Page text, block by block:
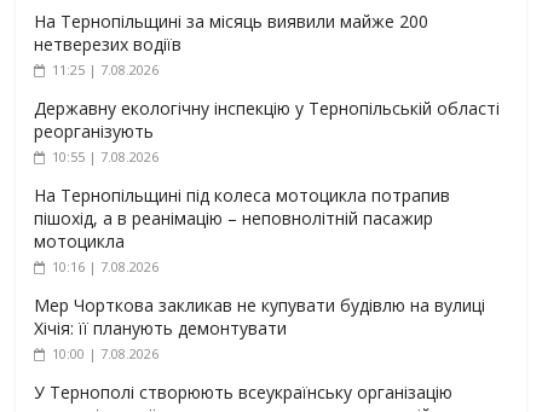
На Тернопільщині за місяць виявили майже 200
нетверезих водіїв
11:25 | 7.08.2026
Державну екологічну інспекцію у Тернопільській області
реорганізують
10:55 | 7.08.2026
На Тернопільщині під колеса мотоцикла потрапив
пішохід, а в реанімацію – неповнолітній пасажир
мотоцикла
10:16 | 7.08.2026
Мер Чорткова закликав не купувати будівлю на вулиці
Хічія: її планують демонтувати
10:00 | 7.08.2026
У Тернополі створюють всеукраїнську організацію